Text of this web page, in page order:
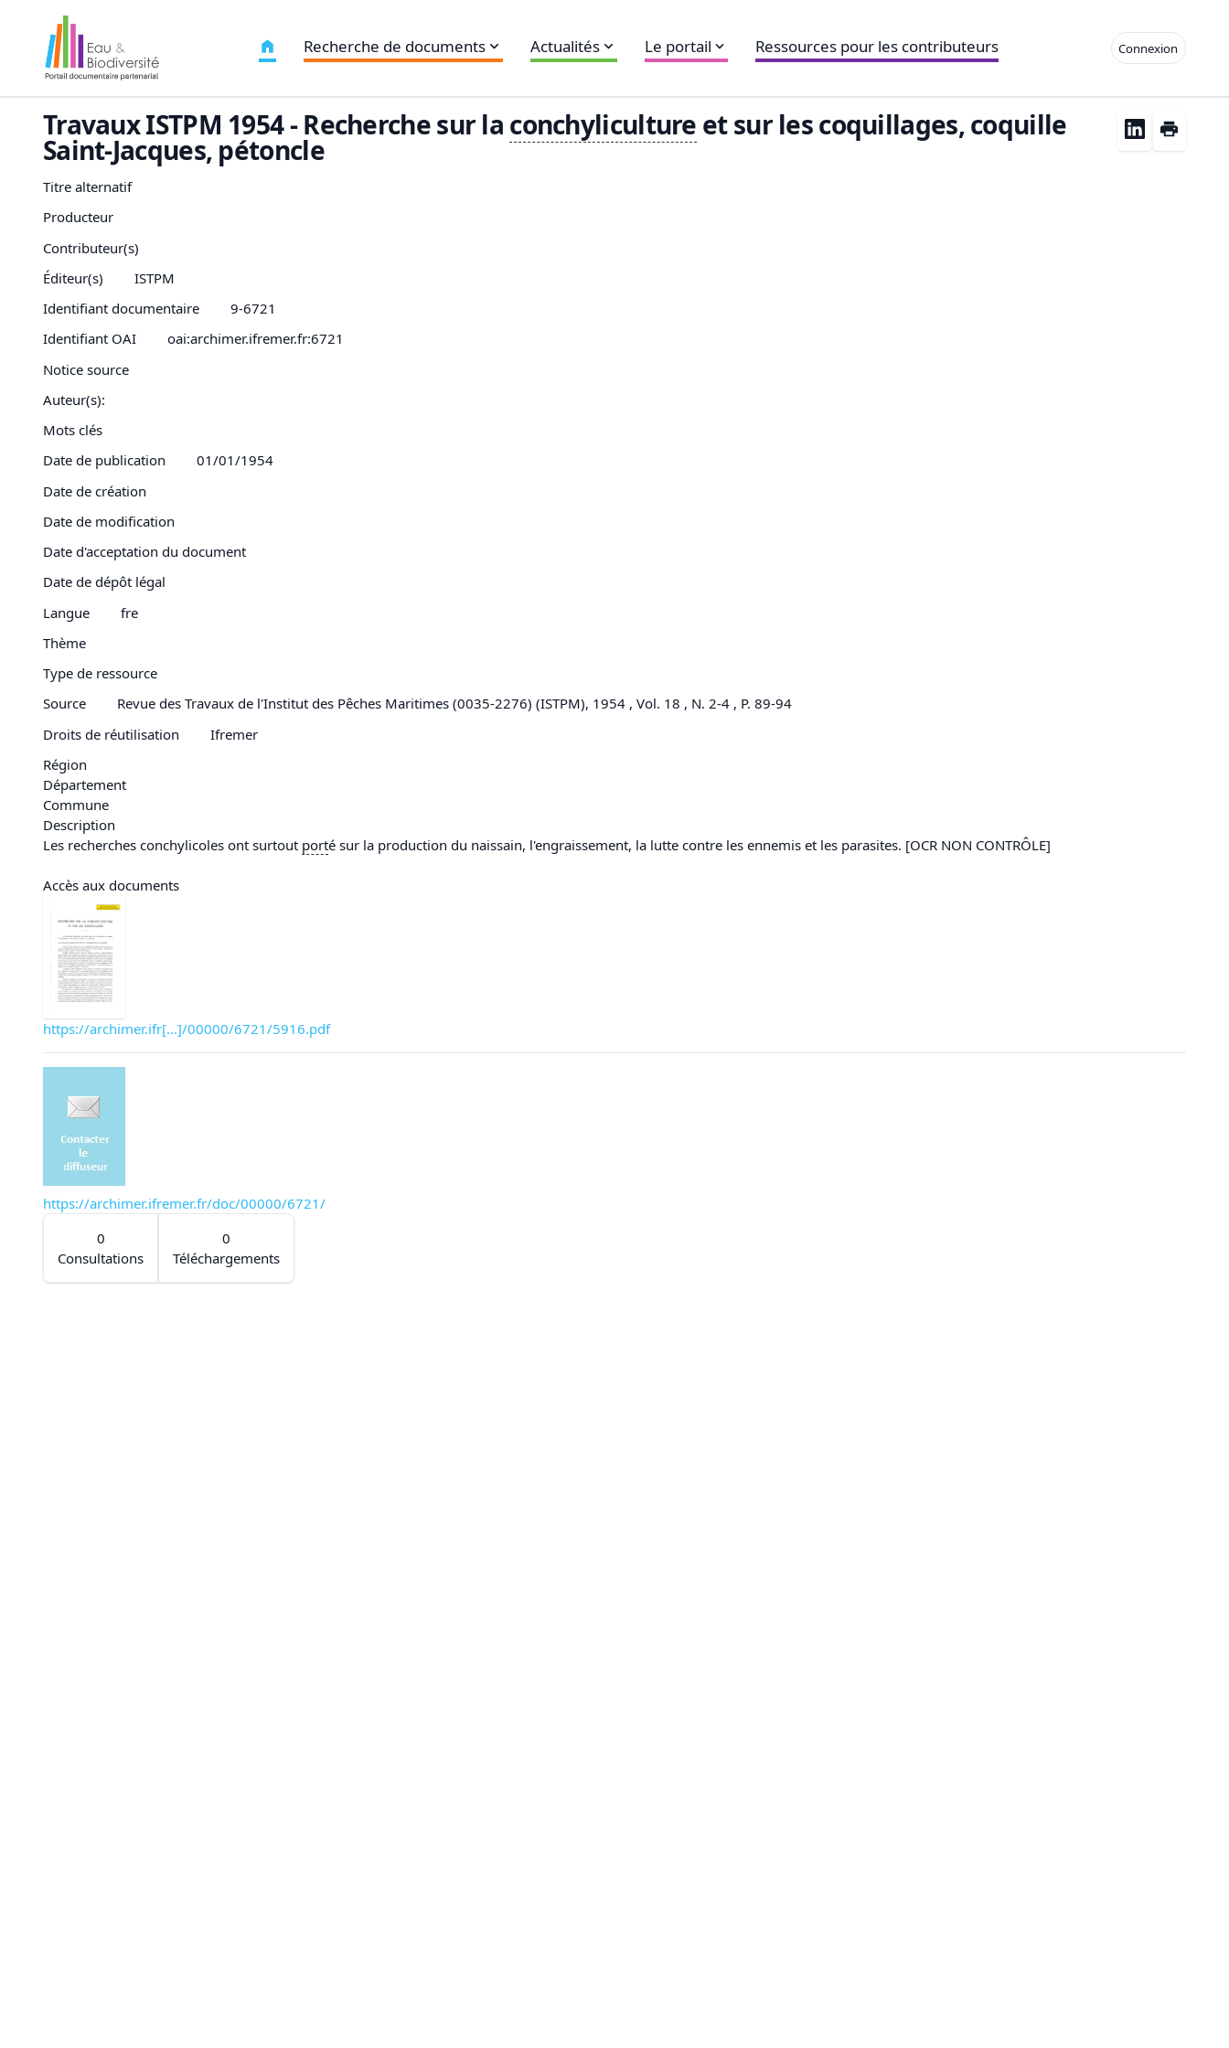
Connexion
Recherche de documents Actualités Le portail Ressources pour les contributeurs
Travaux ISTPM 1954 - Recherche sur la conchyliculture et sur les coquillages, coquille
Saint-Jacques, pétoncle
Titre alternatif
Producteur
Contributeur(s)
Éditeur(s)
ISTPM
Identifiant documentaire
9-6721
Identifiant OAI
oai:archimer.ifremer.fr:6721
Notice source
Auteur(s):
Mots clés
Date de publication
01/01/1954
Date de création
Date de modification
Date d'acceptation du document
Date de dépôt légal
Langue
fre
Thème
Type de ressource
Source
Revue des Travaux de l'Institut des Pêches Maritimes (0035-2276) (ISTPM), 1954 , Vol. 18 , N. 2-4 , P. 89-94
Droits de réutilisation
Ifremer
Région
Département
Commune
Description
Les recherches conchylicoles ont surtout porté sur la production du naissain, l'engraissement, la lutte contre les ennemis et les parasites. [OCR NON CONTRÔLE]
Accès aux documents
https://archimer.ifr[...]/00000/6721/5916.pdf
https://archimer.ifremer.fr/doc/00000/6721/
0
Consultations
0
Téléchargements